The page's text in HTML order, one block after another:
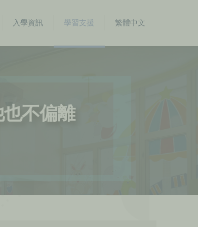
入學資訊 學習支援 繁體中文
不偏離